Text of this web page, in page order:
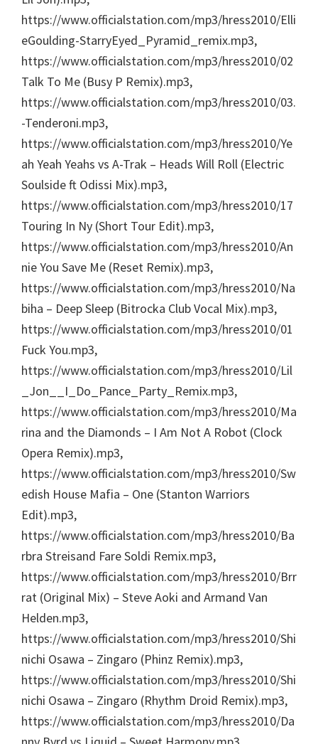
https://www.officialstation.com/mp3/hress2010/Elli
eGoulding-StarryEyed_Pyramid_remix.mp3,
https://www.officialstation.com/mp3/hress2010/02
Talk To Me (Busy P Remix).mp3,
https://www.officialstation.com/mp3/hress2010/03.
-Tenderoni.mp3,
https://www.officialstation.com/mp3/hress2010/Ye
ah Yeah Yeahs vs A-Trak – Heads Will Roll (Electric
Soulside ft Odissi Mix).mp3,
https://www.officialstation.com/mp3/hress2010/17
Touring In Ny (Short Tour Edit).mp3,
https://www.officialstation.com/mp3/hress2010/An
nie You Save Me (Reset Remix).mp3,
https://www.officialstation.com/mp3/hress2010/Na
biha – Deep Sleep (Bitrocka Club Vocal Mix).mp3,
https://www.officialstation.com/mp3/hress2010/01
Fuck You.mp3,
https://www.officialstation.com/mp3/hress2010/Lil
_Jon__I_Do_Pance_Party_Remix.mp3,
https://www.officialstation.com/mp3/hress2010/Ma
rina and the Diamonds – I Am Not A Robot (Clock
Opera Remix).mp3,
https://www.officialstation.com/mp3/hress2010/Sw
edish House Mafia – One (Stanton Warriors
Edit).mp3,
https://www.officialstation.com/mp3/hress2010/Ba
rbra Streisand Fare Soldi Remix.mp3,
https://www.officialstation.com/mp3/hress2010/Brr
rat (Original Mix) – Steve Aoki and Armand Van
Helden.mp3,
https://www.officialstation.com/mp3/hress2010/Shi
nichi Osawa – Zingaro (Phinz Remix).mp3,
https://www.officialstation.com/mp3/hress2010/Shi
nichi Osawa – Zingaro (Rhythm Droid Remix).mp3,
https://www.officialstation.com/mp3/hress2010/Da